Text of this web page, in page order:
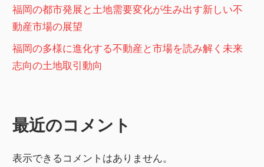
福岡の都市発展と土地需要変化が生み出す新しい不
動産市場の展望
福岡の多様に進化する不動産と市場を読み解く未来
志向の土地取引動向
最近のコメント
表示できるコメントはありません。